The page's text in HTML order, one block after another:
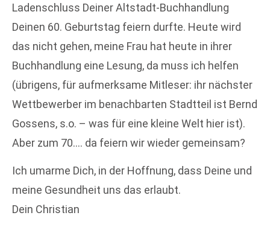
Ladenschluss Deiner Altstadt-Buchhandlung
Deinen 60. Geburtstag feiern durfte. Heute wird
das nicht gehen, meine Frau hat heute in ihrer
Buchhandlung eine Lesung, da muss ich helfen
(übrigens, für aufmerksame Mitleser: ihr nächster
Wettbewerber im benachbarten Stadtteil ist Bernd
Gossens, s.o. – was für eine kleine Welt hier ist).
Aber zum 70…. da feiern wir wieder gemeinsam?
Ich umarme Dich, in der Hoffnung, dass Deine und
meine Gesundheit uns das erlaubt.
Dein Christian